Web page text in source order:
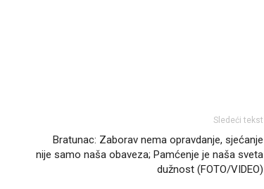
Sledeći tekst
Bratunac: Zaborav nema opravdanje, sjećanje
nije samo naša obaveza; Pamćenje je naša sveta
dužnost (FOTO/VIDEO)